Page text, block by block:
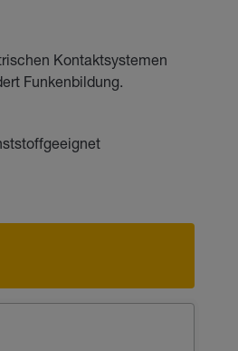
Kontaktsystemen
Funkenbildung.